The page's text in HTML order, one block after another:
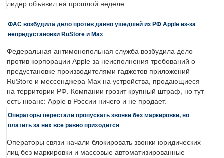
лидер объявил на прошлой неделе.
ФАС возбудила дело против давно ушедшей из РФ Apple из-за
непредустановки RuStore и Max
Федеральная антимонопольная служба возбудила дело
против корпорации Apple за неисполнения требований о
предустановке производителями гаджетов приложений
RuStore и мессенджера Max на устройства, продающиеся
на территории РФ. Компании грозит крупный штраф, но тут
есть нюанс: Apple в России ничего и не продает.
Операторы перестали пропускать звонки без маркировки, но
платить за них все равно приходится
Операторы связи начали блокировать звонки юридических
лиц без маркировки и массовые автоматизированные